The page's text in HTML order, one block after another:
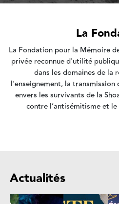
La
La Fondation pour la Mémoire
privée reconnue d'utilité
dans les domaines de la
l'enseignement, la
envers les survivants de la
contre l’antisémitisme et
Actualités